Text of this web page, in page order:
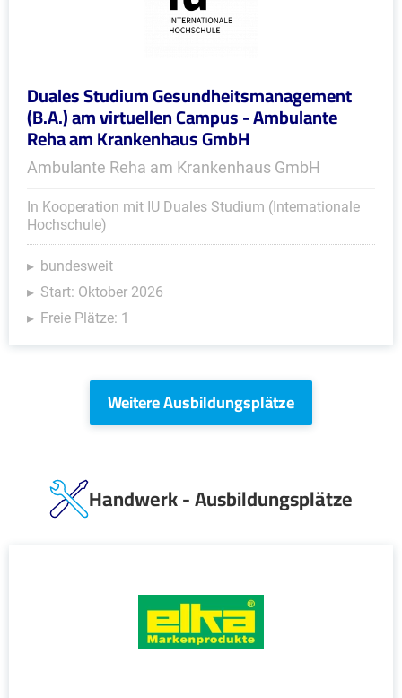
Duales Studium Gesundheitsmanagement
(B.A.) am virtuellen Campus - Ambulante
Reha am Krankenhaus GmbH
Ambulante Reha am Krankenhaus GmbH
In Kooperation mit IU Duales Studium (Internationale
Hochschule)
bundesweit
Start: Oktober 2026
Freie Plätze: 1
Weitere Ausbildungsplätze
Handwerk - Ausbildungsplätze